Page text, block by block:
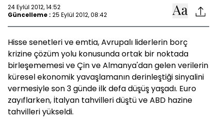
24 Eylül 2012, 14:52
Güncelleme : 25 Eylül 2012, 08:42
Hisse senetleri ve emtia, Avrupalı liderlerin borç
krizine çözüm yolu konusunda ortak bir noktada
birleşememesi ve Çin ve Almanya'dan gelen verilerin
küresel ekonomik yavaşlamanın derinleştiği sinyalini
vermesiyle son 3 günde ilk defa düşüş yaşadı. Euro
zayıflarken, İtalyan tahvilleri düştü ve ABD hazine
tahvilleri yükseldi.